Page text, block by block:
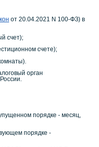
от 20.04.2021 N 100-ФЗ) в
счет);
счете);
орган
порядке - месяц,
порядке -